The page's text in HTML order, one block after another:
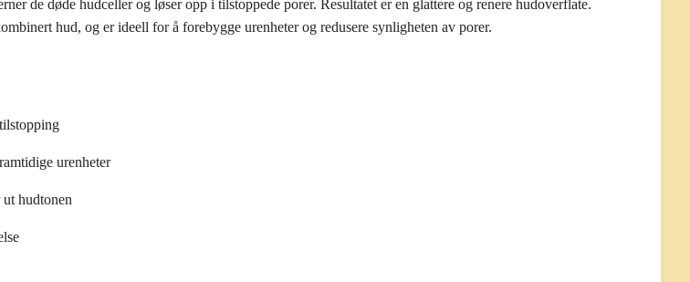
de døde hudceller og løser opp i tilstoppede porer. Resultatet er en glattere og renere hudoverflate.
hud, og er ideell for å forebygge urenheter og redusere synligheten av porer.
urenheter
hudtonen